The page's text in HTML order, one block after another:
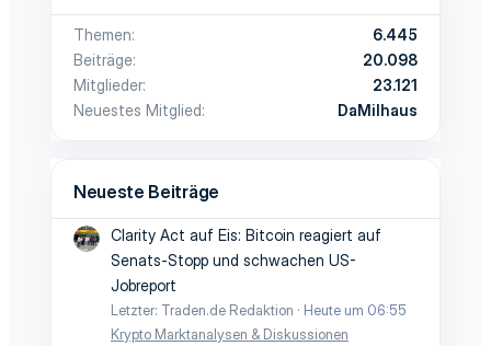
Themen
6.445
Beiträge
20.098
Mitglieder
23.121
Neuestes Mitglied
DaMilhaus
Neueste Beiträge
Clarity Act auf Eis: Bitcoin reagiert auf
Senats-Stopp und schwachen US-
Jobreport
Letzter: Traden.de Redaktion
Heute um 06:55
Krypto Marktanalysen & Diskussionen